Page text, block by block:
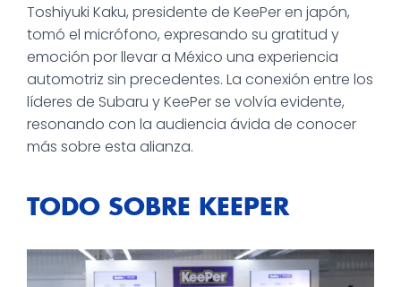
Toshiyuki Kaku, presidente de KeePer en japón,
tomó el micrófono, expresando su gratitud y
emoción por llevar a México una experiencia
automotriz sin precedentes. La conexión entre los
líderes de Subaru y KeePer se volvía evidente,
resonando con la audiencia ávida de conocer
más sobre esta alianza.
TODO SOBRE KEEPER